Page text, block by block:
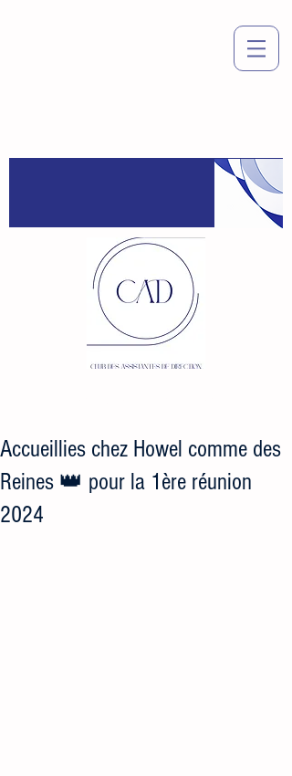
Accueillies chez Howel comme des
Reines 👑 pour la 1ère réunion
2024